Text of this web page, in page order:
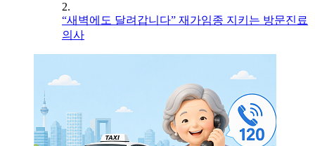
2.
“새벽에도 달려갑니다” 재가임종 지키는 방문진료
의사